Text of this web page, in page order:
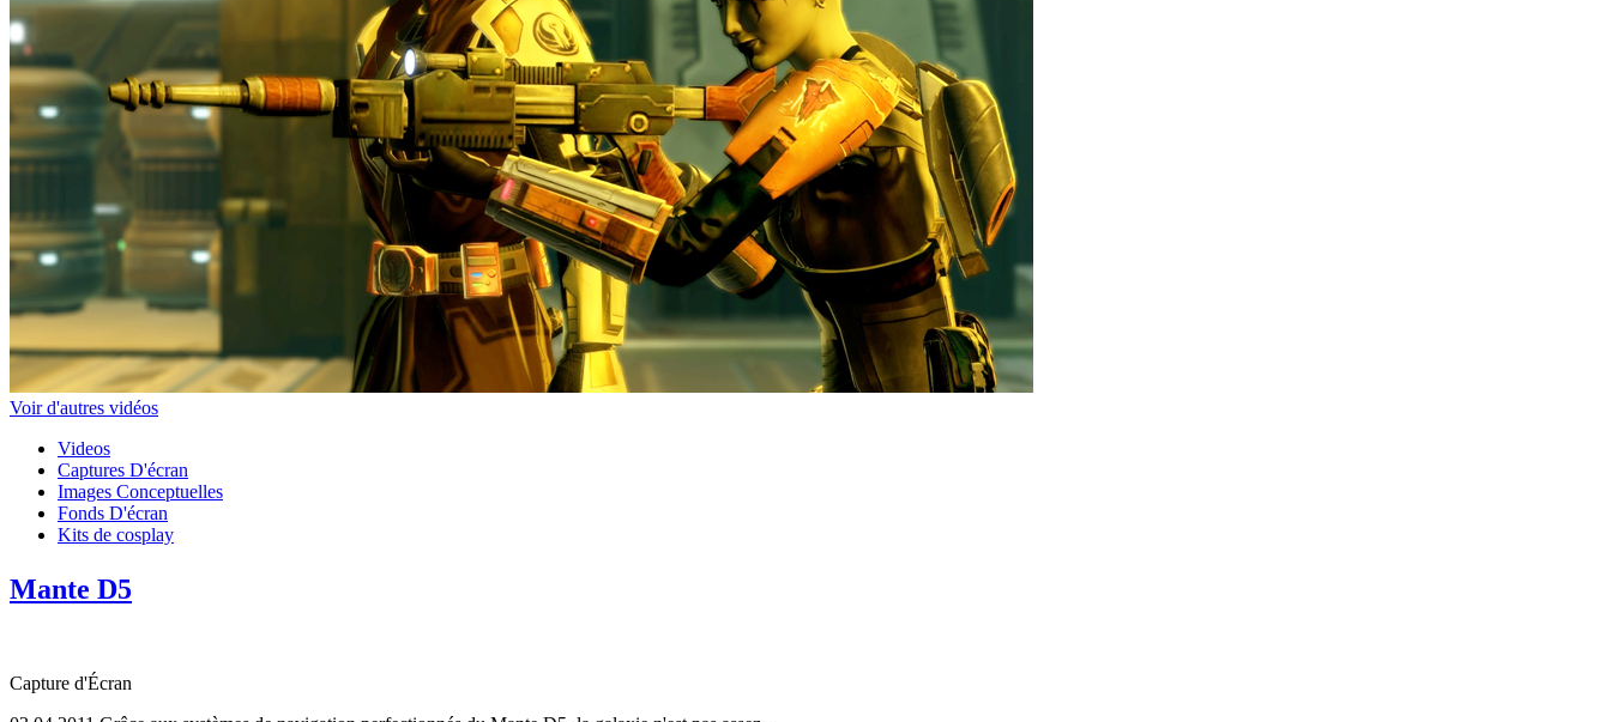
Voir d'autres vidéos
Videos
Captures D'écran
Images Conceptuelles
Fonds D'écran
Kits de cosplay
Mante D5
Capture d'Écran